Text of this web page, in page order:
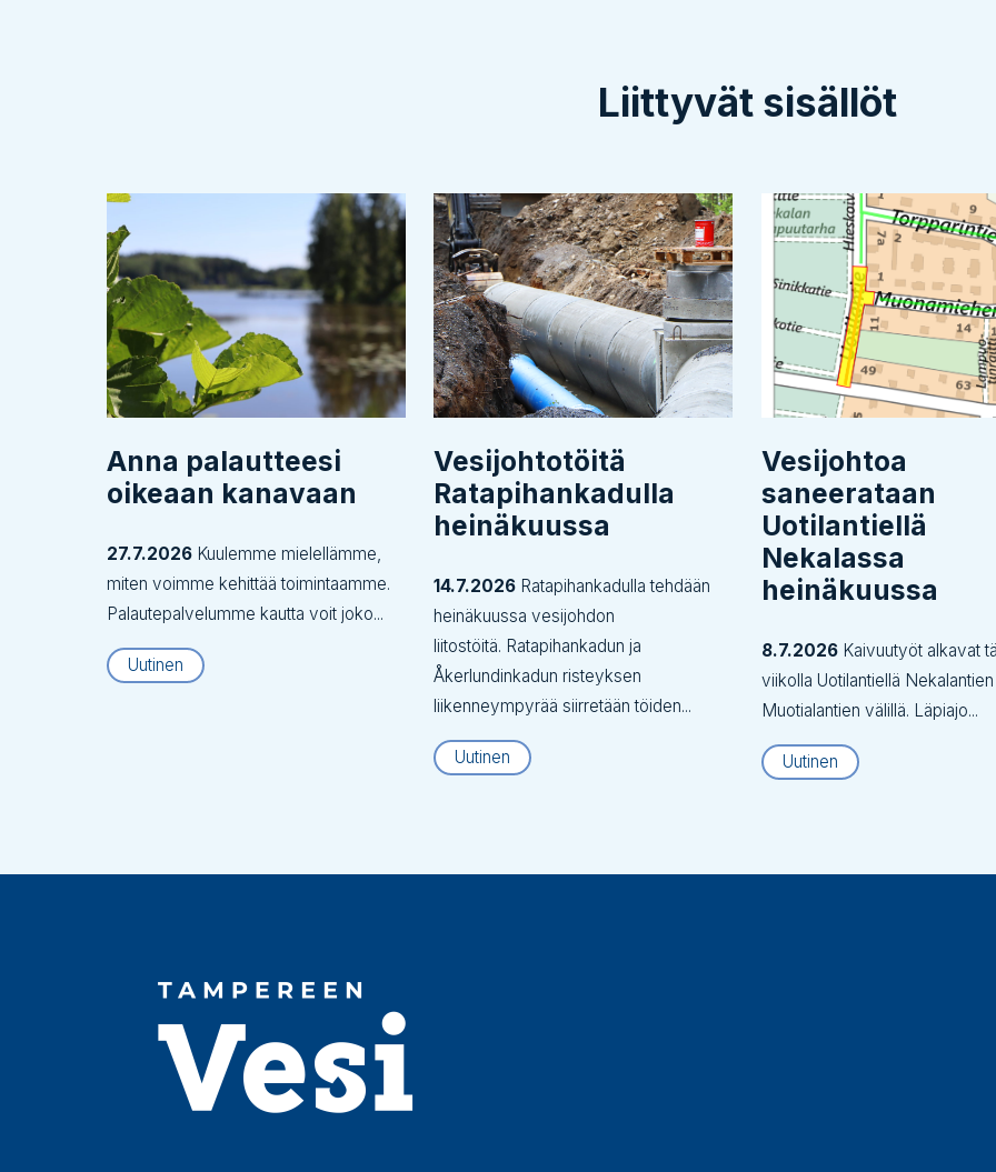
Liittyvät sisällöt
Anna palautteesi
oikeaan kanavaan
27.7.2026 Kuulemme mielellämme,
miten voimme kehittää toimintaamme.
Palautepalvelumme kautta voit joko...
Uutinen
Vesijohtotöitä
Ratapihankadulla
heinäkuussa
14.7.2026 Ratapihankadulla tehdään
heinäkuussa vesijohdon
liitostöitä. Ratapihankadun ja
Åkerlundinkadun risteyksen
liikenneympyrää siirretään töiden...
Uutinen
Vesijohtoa
saneerataan
Uotilantiellä
Nekalassa
heinäkuussa
8.7.2026Kaivuutyöt alkavat
viikolla Uotilantiellä Nekalantien
Muotialantien välillä. Läpiajo...
Uutinen